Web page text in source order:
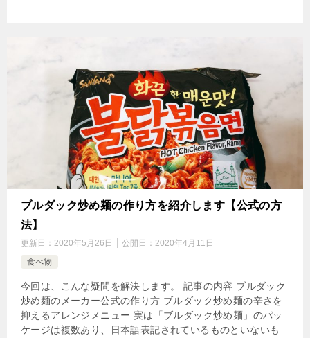
ブルダック炒め麺の作り方を紹介します【公式の方
法】
更新日： 2020年5月26日 公開日： 2020年4月11日
食べ物
今回は、こんな疑問を解決します。 記事の内容 ブルダック
炒め麺のメーカー公式の作り方 ブルダック炒め麺の辛さを
抑えるアレンジメニュー 実は「ブルダック炒め麺」のパッ
ケージは複数あり、日本語表記されているものといないも